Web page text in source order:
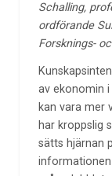
Schalling,
ordförande
Forsknings-
av ekonomin i
kan vara mer
har kroppslig
sätts hjärnan